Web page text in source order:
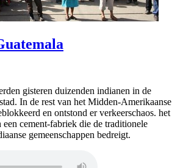
gisteren duizenden indianen in de
In de rest van het Midden-Amerikaanse
en ontstond er verkeerschaos. het
cement-fabriek die de traditionele
gemeenschappen bedreigt.